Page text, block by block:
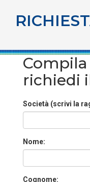
richiedi
Società (scrivi la
Nome:
Cognome: